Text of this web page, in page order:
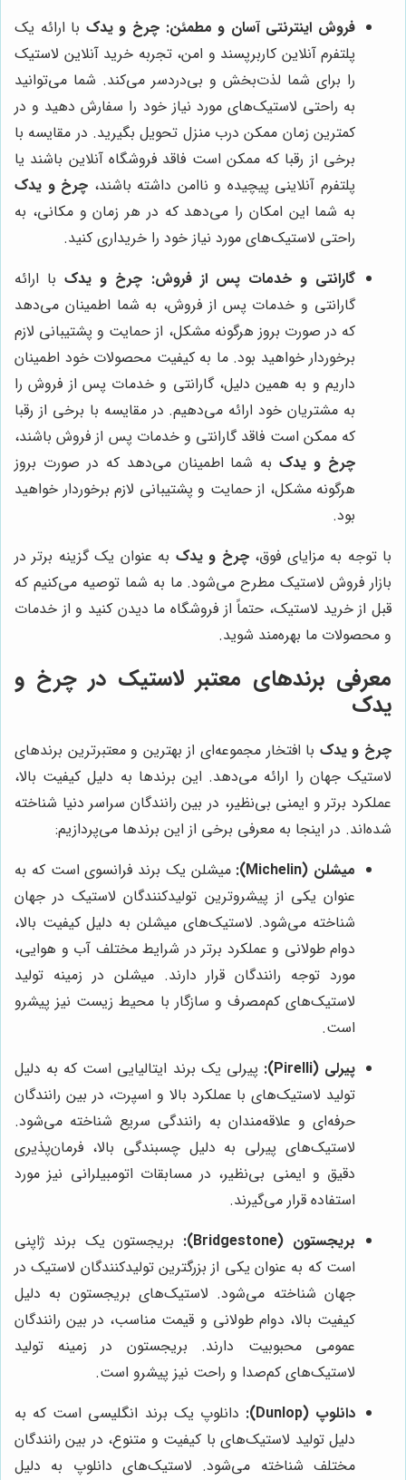
فروش اینترنتی آسان و مطمئن: چرخ و یدک با ارائه یک
پلتفرم آنلاین کاربرپسند و امن، تجربه خرید آنلاین لاستیک
را برای شما لذت‌بخش و بی‌دردسر می‌کند. شما می‌توانید
به راحتی لاستیک‌های مورد نیاز خود را سفارش دهید و در
کمترین زمان ممکن درب منزل تحویل بگیرید. در مقایسه با
برخی از رقبا که ممکن است فاقد فروشگاه آنلاین باشند یا
پلتفرم آنلاینی پیچیده و ناامن داشته باشند، چرخ و یدک
به شما این امکان را می‌دهد که در هر زمان و مکانی، به
راحتی لاستیک‌های مورد نیاز خود را خریداری کنید.
گارانتی و خدمات پس از فروش: چرخ و یدکبا ارائه
گارانتی و خدمات پس از فروش، به شما اطمینان می‌دهد
که در صورت بروز هرگونه مشکل، از حمایت و پشتیبانی لازم
برخوردار خواهید بود. ما به کیفیت محصولات خود اطمینان
داریم و به همین دلیل، گارانتی و خدمات پس از فروش را
به مشتریان خود ارائه می‌دهیم. در مقایسه با برخی از رقبا
که ممکن است فاقد گارانتی و خدمات پس از فروش باشند،
چرخ و یدکبه شما اطمینان می‌دهد که در صورت بروز
هرگونه مشکل، از حمایت و پشتیبانی لازم برخوردار خواهید
بود.
با توجه به مزایای فوق،چرخ و یدک به عنوان یک گزینه برتر در
بازار فروش لاستیک مطرح می‌شود. ما به شما توصیه می‌کنیم که
قبل از خرید لاستیک، حتماً از فروشگاه ما دیدن کنید و از خدمات
و محصولات ما بهره‌مند شوید.
معرفی برندهای معتبر لاستیک در چرخ و
یدک
چرخ و یدک با افتخار مجموعه‌ای از بهترین و معتبرترین برندهای
لاستیک جهان را ارائه می‌دهد. این برندها به دلیل کیفیت بالا،
عملکرد برتر و ایمنی بی‌نظیر، در بین رانندگان سراسر دنیا شناخته
شده‌اند. در اینجا به معرفی برخی از این برندها می‌پردازیم:
میشلن (Michelin):
میشلن یک برند فرانسوی است که به
عنوان یکی از پیشروترین تولیدکنندگان لاستیک در جهان
شناخته می‌شود. لاستیک‌های میشلن به دلیل کیفیت بالا،
دوام طولانی و عملکرد برتر در شرایط مختلف آب و هوایی،
مورد توجه رانندگان قرار دارند. میشلن در زمینه تولید
لاستیک‌های کم‌مصرف و سازگار با محیط زیست نیز پیشرو
است.
پیرلی (Pirelli):
پیرلی یک برند ایتالیایی است که به دلیل
تولید لاستیک‌های با عملکرد بالا و اسپرت، در بین رانندگان
حرفه‌ای و علاقه‌مندان به رانندگی سریع شناخته می‌شود.
لاستیک‌های پیرلی به دلیل چسبندگی بالا، فرمان‌پذیری
دقیق و ایمنی بی‌نظیر، در مسابقات اتومبیلرانی نیز مورد
استفاده قرار می‌گیرند.
بریجستون (Bridgestone):
بریجستون یک برند ژاپنی
است که به عنوان یکی از بزرگترین تولیدکنندگان لاستیک در
جهان شناخته می‌شود. لاستیک‌های بریجستون به دلیل
کیفیت بالا، دوام طولانی و قیمت مناسب، در بین رانندگان
عمومی محبوبیت دارند. بریجستون در زمینه تولید
لاستیک‌های کم‌صدا و راحت نیز پیشرو است.
دانلوپ (Dunlop):
دانلوپ یک برند انگلیسی است که به
دلیل تولید لاستیک‌های با کیفیت و متنوع، در بین رانندگان
مختلف شناخته می‌شود. لاستیک‌های دانلوپ به دلیل